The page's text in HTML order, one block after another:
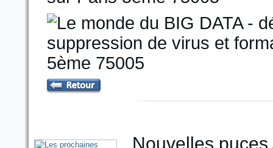
Nouvelles